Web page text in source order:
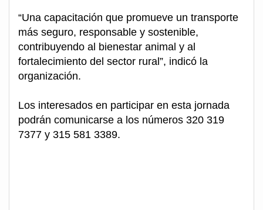
“Una capacitación que promueve un transporte
más seguro, responsable y sostenible,
contribuyendo al bienestar animal y al
fortalecimiento del sector rural”, indicó la
organización.
Los interesados en participar en esta jornada
podrán comunicarse a los números 320 319
7377 y 315 581 3389.